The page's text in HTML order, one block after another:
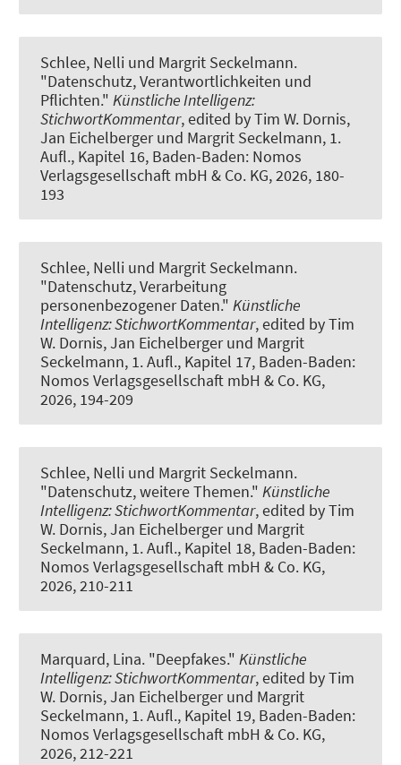
Schlee, Nelli und Margrit Seckelmann.
"Datenschutz, Verantwortlichkeiten und
Pflichten." Künstliche Intelligenz:
StichwortKommentar, edited by Tim W. Dornis,
Jan Eichelberger und Margrit Seckelmann, 1.
Aufl., Kapitel 16, Baden-Baden: Nomos
Verlagsgesellschaft mbH & Co. KG, 2026, 180-
193
Schlee, Nelli und Margrit Seckelmann.
"Datenschutz, Verarbeitung
personenbezogener Daten." Künstliche
Intelligenz: StichwortKommentar, edited by Tim
W. Dornis, Jan Eichelberger und Margrit
Seckelmann, 1. Aufl., Kapitel 17, Baden-Baden:
Nomos Verlagsgesellschaft mbH & Co. KG,
2026, 194-209
Schlee, Nelli und Margrit Seckelmann.
"Datenschutz, weitere Themen." Künstliche
Intelligenz: StichwortKommentar, edited by Tim
W. Dornis, Jan Eichelberger und Margrit
Seckelmann, 1. Aufl., Kapitel 18, Baden-Baden:
Nomos Verlagsgesellschaft mbH & Co. KG,
2026, 210-211
Marquard, Lina. "Deepfakes." Künstliche
Intelligenz: StichwortKommentar, edited by Tim
W. Dornis, Jan Eichelberger und Margrit
Seckelmann, 1. Aufl., Kapitel 19, Baden-Baden:
Nomos Verlagsgesellschaft mbH & Co. KG,
2026, 212-221